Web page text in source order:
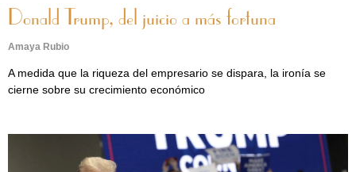
Donald Trump, del juicio a más fortuna
Amaya Rubio
A medida que la riqueza del empresario se dispara, la ironía se
cierne sobre su crecimiento económico